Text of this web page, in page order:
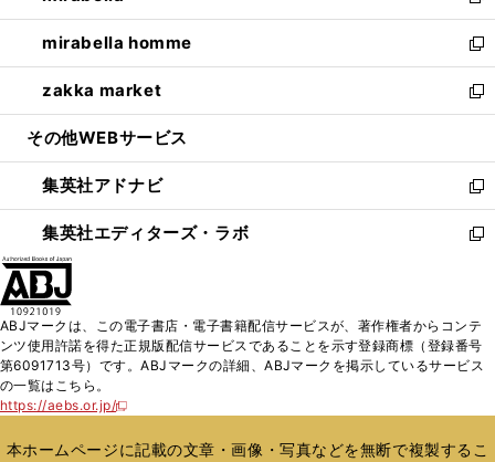
開
く
ウ
で
開
く
ン
ド
ウ
で
開
ウ
ィ
ン
ド
ウ
開
く
し
い
ウ
ィ
ン
ウ
で
開
く
mirabella homme
新
し
い
ウ
ン
ド
ウ
で
zakka market
新
し
ウ
ィ
ン
ド
く
その他WEBサービス
集英社アドナビ
新
し
い
ド
ウ
で
集英社エディターズ・ラボ
新
ィ
ン
ド
開
ABJマークは、この電子書店・電子書籍配信サービスが、著作権者からコンテ
ンツ使用許諾を得た正規版配信サービスであることを示す登録商標（登録番号
第6091713号）です。ABJマークの詳細、ABJマークを掲示しているサービス
の一覧はこちら。
https://aebs.or.jp/
新
い
本ホームページに記載の文章・画像・写真などを無断で複製するこ